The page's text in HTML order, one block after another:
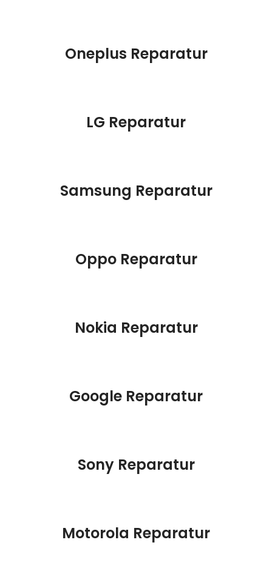
Oneplus Reparatur
LG Reparatur
Samsung Reparatur
Oppo Reparatur
Nokia Reparatur
Google Reparatur
Sony Reparatur
Motorola Reparatur